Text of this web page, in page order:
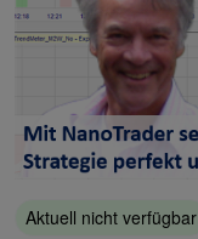
Aktuell nicht verfügbar